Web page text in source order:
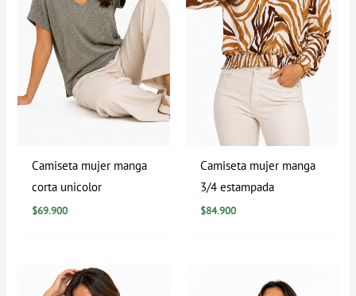
Camiseta mujer manga
corta unicolor
$69.900
Camiseta mujer manga
3/4 estampada
$84.900